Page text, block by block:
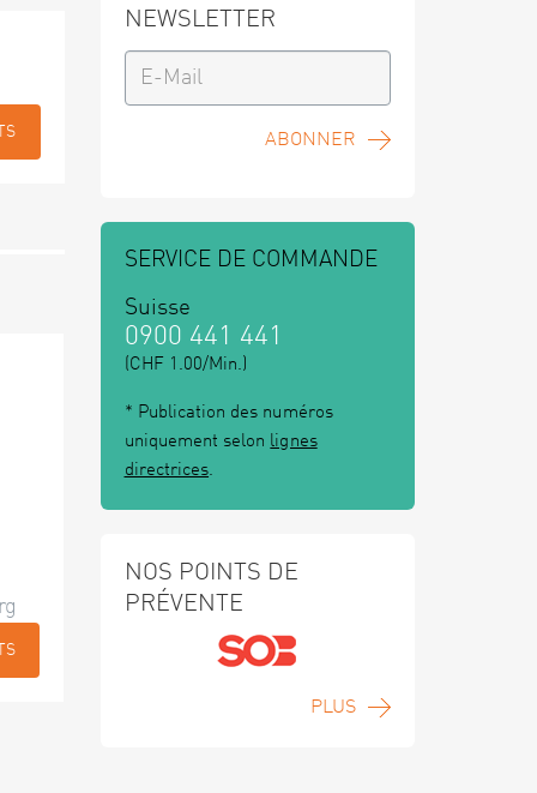
NEWSLETTER
ABONNER
SERVICE DE COMMANDE
Suisse
0900 441 441
(CHF 1.00/Min.)
* Publication des numéros
uniquement selon lignes
directrices.
NOS POINTS DE
PRÉVENTE
PLUS